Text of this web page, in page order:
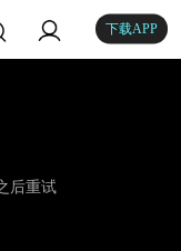
下载APP
后重试